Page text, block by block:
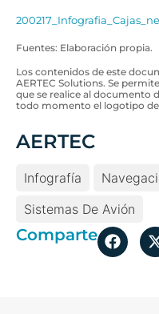
Fuentes: Elaboración propia.
Los contenidos de este
AERTEC Solutions. Se
que se realice al documento
todo momento el logotipo de
AERTEC
Infografía
Sistemas De Avión
Comparte